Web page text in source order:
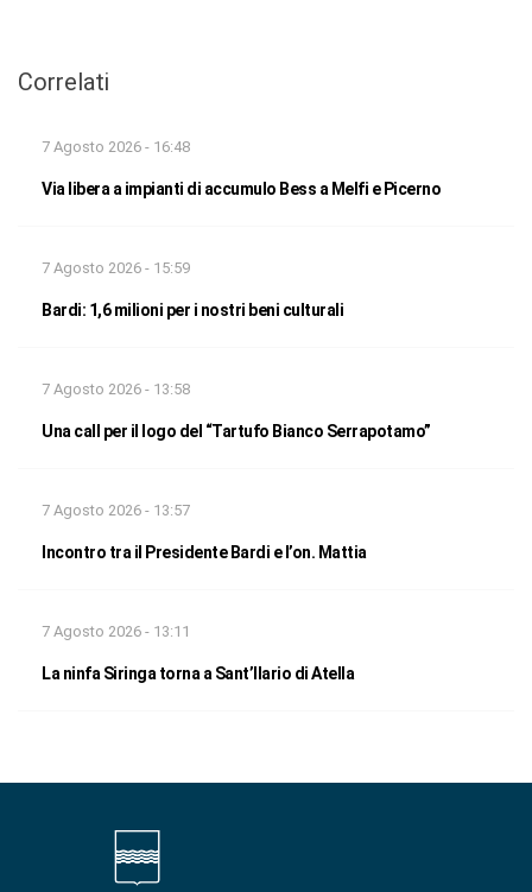
Correlati
7 Agosto 2026 - 16:48
Via libera a impianti di accumulo Bess a Melfi e Picerno
7 Agosto 2026 - 15:59
Bardi: 1,6 milioni per i nostri beni culturali
7 Agosto 2026 - 13:58
Una call per il logo del “Tartufo Bianco Serrapotamo”
7 Agosto 2026 - 13:57
Incontro tra il Presidente Bardi e l’on. Mattia
7 Agosto 2026 - 13:11
La ninfa Siringa torna a Sant’Ilario di Atella